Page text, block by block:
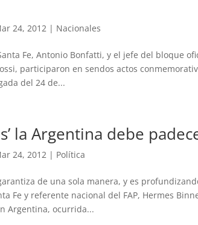
24, 2012 | Nacionales
Fe, Antonio Bonfatti, y el jefe del bloque
participaron en sendos actos
del 24 de...
la Argentina debe
24, 2012 | Política
de una sola manera, y es
Fe y referente nacional del FAP, Hermes
Argentina, ocurrida...